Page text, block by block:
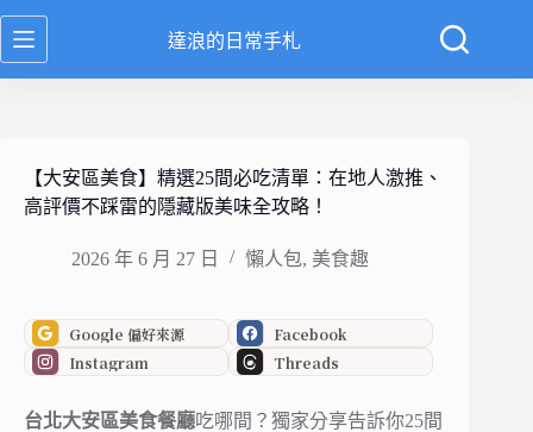
跳
至
達浪的日常手札
【大安區美食】精選25間必吃清單：在地人激推、
高評價不踩雷的隱藏版美味全攻略！
2026 年 6 月 27 日 懶人包, 美食趣
Google 偏好來源
Facebook
Instagram
Threads
台北大安區美食餐廳吃哪間？獨家分享告訴你25間